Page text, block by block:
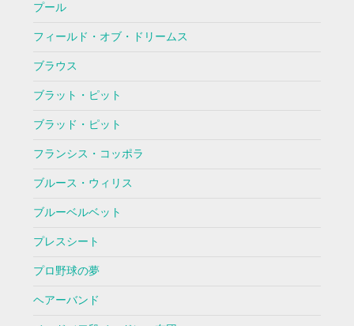
プール
フィールド・オブ・ドリームス
ブラウス
ブラット・ピット
ブラッド・ピット
フランシス・コッポラ
ブルース・ウィリス
ブルーベルベット
プレスシート
プロ野球の夢
ヘアーバンド